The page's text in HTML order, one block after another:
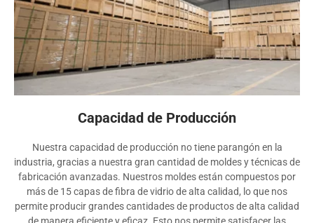
Capacidad de Producción
Nuestra capacidad de producción no tiene parangón en la
industria, gracias a nuestra gran cantidad de moldes y técnicas de
fabricación avanzadas. Nuestros moldes están compuestos por
más de 15 capas de fibra de vidrio de alta calidad, lo que nos
permite producir grandes cantidades de productos de alta calidad
de manera eficiente y eficaz. Esto nos permite satisfacer las